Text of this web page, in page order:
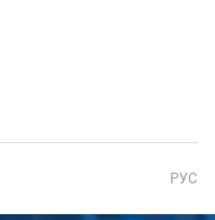
РУС